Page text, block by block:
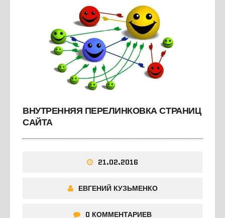
ВНУТРЕННЯЯ ПЕРЕЛИНКОВКА СТРАНИЦ
САЙТА
21.02.2016
ЕВГЕНИЙ КУЗЬМЕНКО
0 КОММЕНТАРИЕВ